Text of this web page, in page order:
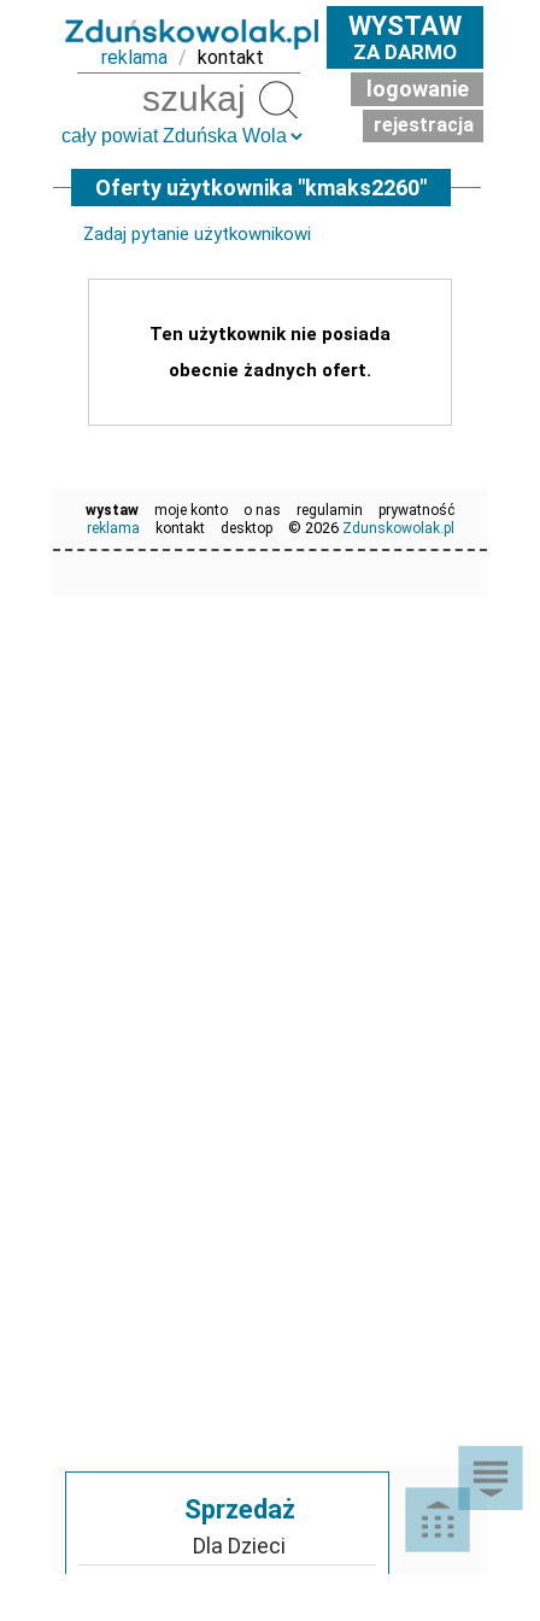
reklama / kontakt
WYSTAW
ZA DARMO
logowanie
rejestracja
Oferty użytkownika "kmaks2260"
Zadaj pytanie użytkownikowi
Ten użytkownik nie posiada
obecnie żadnych ofert.
wystaw moje konto o nas regulamin
prywatność
reklama
kontakt desktop © 2026 Zdunskowolak.pl
Sprzedaż
Dla Dzieci